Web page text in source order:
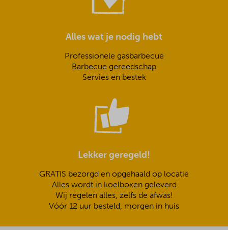
Alles wat je nodig hebt
Professionele gasbarbecue
Barbecue gereedschap
Servies en bestek
Lekker geregeld!
GRATIS bezorgd en opgehaald op locatie
Alles wordt in koelboxen geleverd
Wij regelen alles, zelfs de afwas!
Vóór 12 uur besteld, morgen in huis